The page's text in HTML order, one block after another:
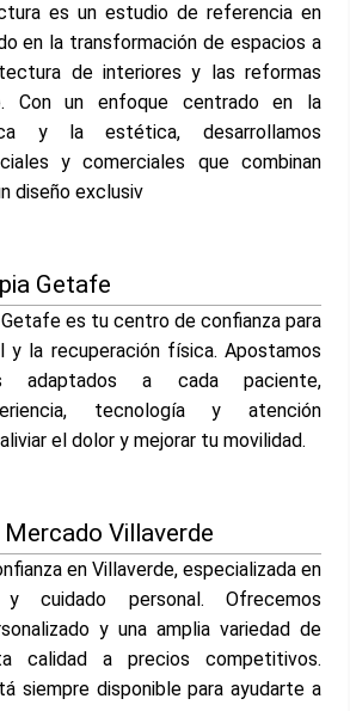
es un estudio de referencia en
en la transformación de espacios a
de interiores y las reformas
Con un enfoque centrado en la
y la estética, desarrollamos
y comerciales que combinan
diseño exclusiv
Getafe
Getafe es tu centro de confianza para
y la recuperación física. Apostamos
adaptados a cada paciente,
tecnología y atención
el dolor y mejorar tu movilidad.
Villaverde
en Villaverde, especializada en
cuidado personal. Ofrecemos
y una amplia variedad de
calidad a precios competitivos.
siempre disponible para ayudarte a